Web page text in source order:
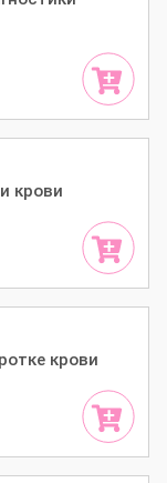
крови
крови